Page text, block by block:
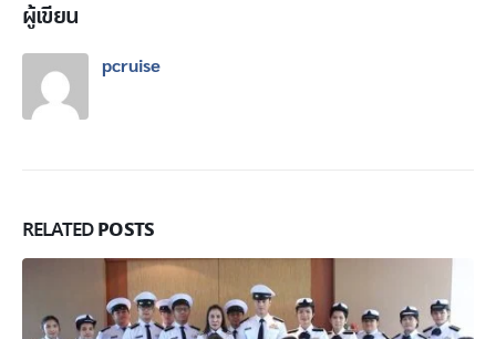
ผู้เขียน
pcruise
RELATEDPOSTS